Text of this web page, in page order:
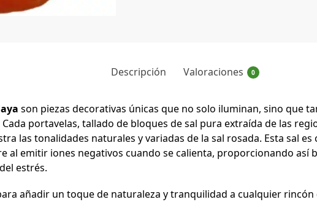
Descripción Valoraciones 0
son piezas decorativas únicas que no solo iluminan, sino que
portavelas, tallado de bloques de sal pura extraída de las
las tonalidades naturales y variadas de la sal rosada. Esta sal
al emitir iones negativos cuando se calienta, proporcionando así
estrés.
añadir un toque de naturaleza y tranquilidad a cualquier